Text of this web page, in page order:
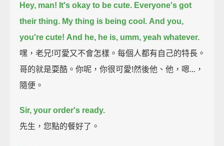
Hey, man! It's okay to be cute. Everyone's got
their thing. My thing is being cool. And you,
you're cute! And he, he is, umm, yeah whatever.
嘿，老兄!可愛又不會怎樣。每個人都有自己的特長。
哥的就是耍酷。你呢，你很可愛!然後他、他，嗯...，
隨便。
Sir, your order's ready.
先生，您點的餐好了。